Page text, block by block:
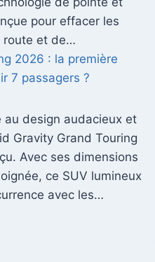
pour effacer les
route et de…
2026 : la première
7 passagers ?
au design audacieux et
Gravity Grand Touring
Avec ses dimensions
ce SUV lumineux
avec les…